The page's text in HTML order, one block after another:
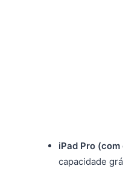
iPad Pro
capacidade